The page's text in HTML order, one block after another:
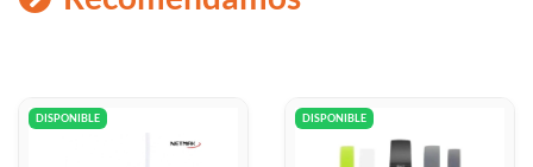
DISPONIBLE DISPONIBLE